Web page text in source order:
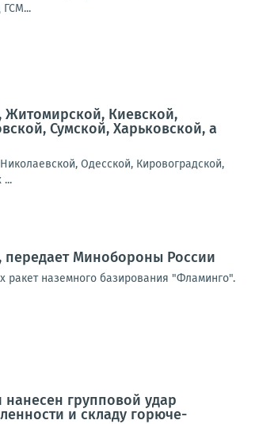
ГСМ...
Житомирской, Киевской,
Сумской, Харьковской, а
Одесской, Кировоградской,
...
Минобороны России
наземного базирования "Фламинго".
групповой удар
и складу горюче-